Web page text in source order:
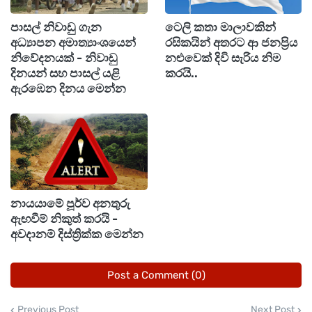
ලේකම් කොට්ඨාසයටත්, කළුතර දිස්ත්‍රික්කයේ
හොරණ, අගලවත්ත, බදුරලිය, වලල්ලාවිට සහ
මතුගම යන ප්‍රාදේශීය ලේකම් කොට්ඨාසවලටත්,
රත්නපුර දිස්ත්‍රික්කයේ පැල්මඩුල්ල ප්‍රාදේශීය ලේකම්
කොට්ඨාසයටත් මෙම අනතුරු ඇඟවීමේ නිවේදනය
වලංගුවේ.
එමෙන්ම බදුල්ල දිස්ත්‍රික්කයේ බණ්ඩාරවෙල,
හාලිඇල සහ පස්සර යන ප්‍රාදේශීය ලේකම්
කොට්ඨාසවලට අදියර එක යටතේ විමසිල්ලෙන්
සිටින ලෙසට ජාතික ගොඩනැගිලි පර්යේෂණ
සංවිධානය විසින් අනතුරු අඟවා ඇත.
ගාල්ල දිස්ත්‍රික්කයේ නියගම, තවලම සහ ඇල්පිටිය
පාසල් නිවාඩු ගැන
අධ්‍යාපන අමාත්‍යාංශයෙන්
නිවේදනයක් - නිවාඩු
දිනයන් සහ පාසල් යළි
ඇරඹෙන දිනය මෙන්න
ටෙලි කතා මාලාවකින්
රසිකයින් අතරට ආ ජනප්‍රිය
නළුවෙක් දිවි සැරිය නිම
කරයි..
නායයාමේ පූර්ව අනතුරු
ඇඟවීම් නිකුත් කරයි -
අවදානම් දිස්ත්‍රික්ක මෙන්න
Post a Comment (0)